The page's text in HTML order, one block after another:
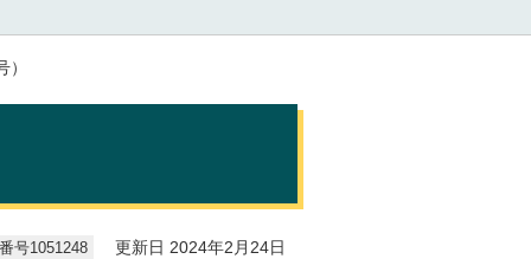
号1051248 更新日 2024年2月24日